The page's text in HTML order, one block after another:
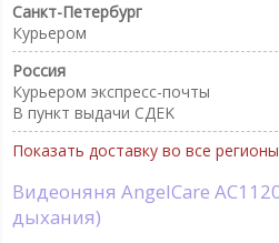
Санкт-Петербург
Курьером
Россия
Курьером экспресс-почты
В пункт выдачи CДEK
Показать доставку во все регионы
Видеоняня AngelCare AC1120 (без монитора
дыхания)